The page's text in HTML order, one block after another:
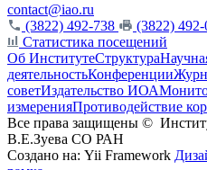
contact@iao.ru
(3822) 492-738
(3822) 492-
Статистика посещений
Об ИнститутеСтруктура
деятельностьКонференции
советИздательство ИОА
измеренияПротиводействие
Все права защищены ©
В.Е.Зуева СО РАН
Создано на: Yii Framework